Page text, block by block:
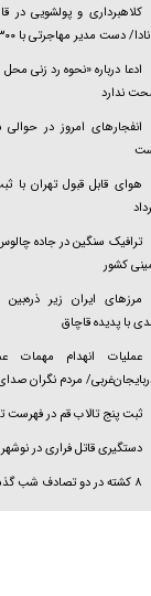
کلاهبرداری و پولشویی در
ادعا درباره «نحوه رد زنی محل
انفجار‌های امروز در حوالی
ترافیک سنگین در جاده
مرز‌های ایران زیر ذره‌بین
آذربایجان‌غربی/ مردم نگران صدای
ثبت پنج تالاب قم در فهرست